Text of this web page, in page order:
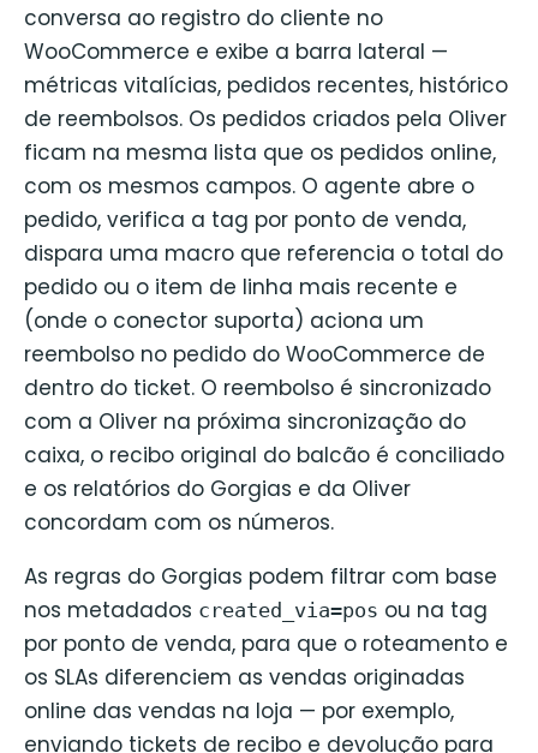
conversa ao registro do cliente no
WooCommerce e exibe a barra lateral —
métricas vitalícias, pedidos recentes, histórico
de reembolsos. Os pedidos criados pela Oliver
ficam na mesma lista que os pedidos online,
com os mesmos campos. O agente abre o
pedido, verifica a tag por ponto de venda,
dispara uma macro que referencia o total do
pedido ou o item de linha mais recente e
(onde o conector suporta) aciona um
reembolso no pedido do WooCommerce de
dentro do ticket. O reembolso é sincronizado
com a Oliver na próxima sincronização do
caixa, o recibo original do balcão é conciliado
e os relatórios do Gorgias e da Oliver
concordam com os números.
As regras do Gorgias podem filtrar com base
nos metadados created_via=pos ou na tag
por ponto de venda, para que o roteamento e
os SLAs diferenciem as vendas originadas
online das vendas na loja — por exemplo,
enviando tickets de recibo e devolução para